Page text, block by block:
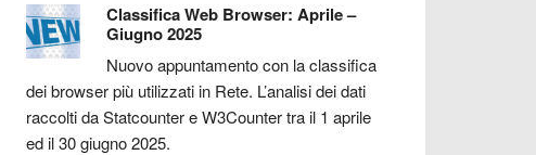
Classifica Web Browser: Aprile –
Giugno 2025
Nuovo appuntamento con la classifica
dei browser più utilizzati in Rete. L’analisi dei dati
raccolti da Statcounter e W3Counter tra il 1 aprile
ed il 30 giugno 2025.